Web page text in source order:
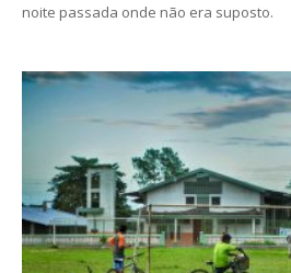
noite passada onde não era suposto.